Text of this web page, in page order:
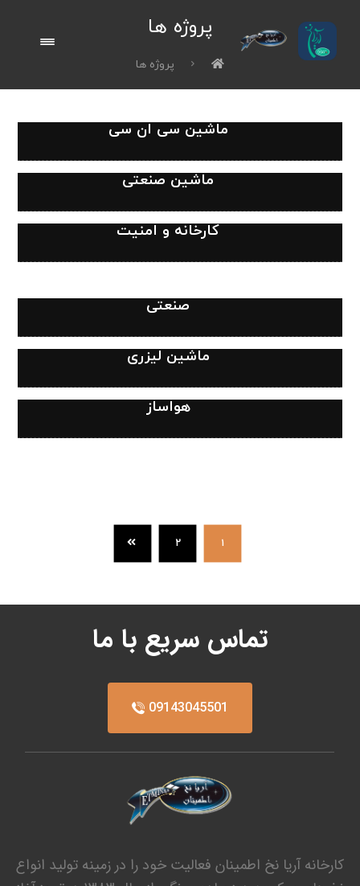
پروژه ها
پروژه ها
ماشین سی ان سی
ماشین صنعتی
کارخانه و امنیت
صنعتی
ماشین لیزری
هواساز
۱ ۲
تماس سریع با ما
09143045501
کارخانه آریا نخ اطمینان فعالیت خود را در زمینه تولید انواع